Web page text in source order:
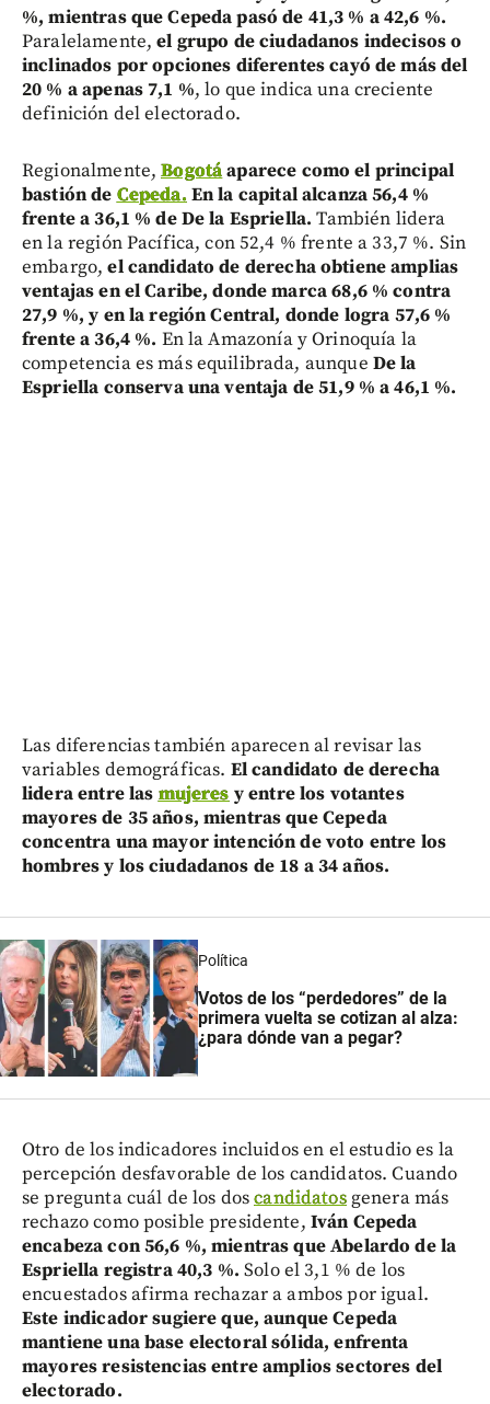
%, mientras que Cepeda pasó de 41,3 % a 42,6 %.
Paralelamente,el grupo de ciudadanos indecisos o
inclinados por opciones diferentes cayó de más del
20 % a apenas 7,1 %, lo que indica una creciente
definición del electorado.
Regionalmente,Bogotáaparece como el principal
bastión de Cepeda. En la capital alcanza 56,4 %
frente a 36,1 % de De la Espriella. También lidera
en la región Pacífica, con 52,4 % frente a 33,7 %. Sin
embargo,el candidato de derecha obtiene amplias
ventajas en el Caribe, donde marca 68,6 % contra
27,9 %, y en la región Central, donde logra 57,6 %
frente a 36,4 %. En la Amazonía y Orinoquía la
competencia es más equilibrada, aunque De la
Espriella conserva una ventaja de 51,9 % a 46,1 %.
Las diferencias también aparecen al revisar las
variables demográficas. El candidato de derecha
lidera entre las mujeres y entre los votantes
mayores de 35 años, mientras que Cepeda
concentra una mayor intención de voto entre los
hombres y los ciudadanos de 18 a 34 años.
Política
Votos de los “perdedores” de la
primera vuelta se cotizan al alza:
¿para dónde van a pegar?
Otro de los indicadores incluidos en el estudio es la
percepción desfavorable de los candidatos. Cuando
se pregunta cuál de los doscandidatosgenera más
rechazo como posible presidente, Iván Cepeda
encabeza con 56,6 %, mientras que Abelardo de la
Espriella registra 40,3 %. Solo el 3,1 % de los
encuestados afirma rechazar a ambos por igual.
Este indicador sugiere que, aunque Cepeda
mantiene una base electoral sólida, enfrenta
mayores resistencias entre amplios sectores del
electorado.